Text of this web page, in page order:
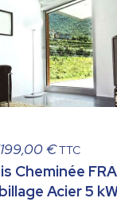
€Le
prix
actuel
TTC
Cheminée
Acier 5